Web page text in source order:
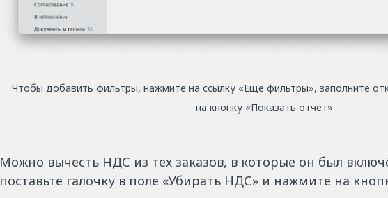
Чтобы добавить фильтры, нажмите на ссылку «Ещё фильтры», заполните
на кнопку «Показать отчёт»
Можно вычесть НДС из тех заказов, в которые он был
поставьте галочку в поле «Убирать НДС» и нажмите на